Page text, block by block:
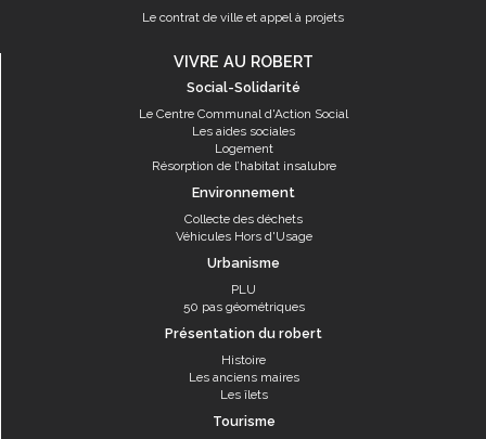
Le contrat de ville et appel à projets
VIVRE AU ROBERT
Social-Solidarité
Le Centre Communal d'Action Social
Les aides sociales
Logement
Résorption de l’habitat insalubre
Environnement
Collecte des déchets
Véhicules Hors d'Usage
Urbanisme
PLU
50 pas géométriques
Présentation du robert
Histoire
Les anciens maires
Les îlets
Tourisme